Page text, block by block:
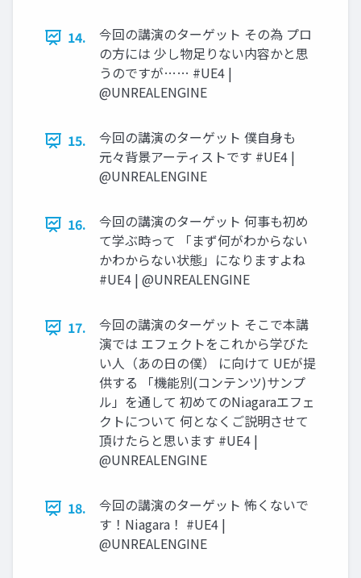
14.
今回の講演のターゲット その為 プロ
の方には 少し物足りない内容かと思
うのですが…… #UE4 |
@UNREALENGINE
15.
今回の講演のターゲット 僕自身も
元々背景アーティストです #UE4 |
@UNREALENGINE
16.
今回の講演のターゲット 何事も初め
て学ぶ時って 「まず何がわからない
かわからない状態」になりますよね
#UE4 | @UNREALENGINE
17.
今回の講演のターゲット そこで本講
演では エフェクトをこれから学びた
い人（あの日の僕） に向けて UEが提
供する 「機能別(コンテンツ)サンプ
ル」を通して 初めてのNiagaraエフェ
クトについて 何となくご説明させて
頂けたらと思います #UE4 |
@UNREALENGINE
18.
今回の講演のターゲット 怖くないで
す！Niagara！ #UE4 |
@UNREALENGINE